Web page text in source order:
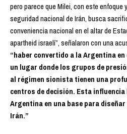
pero parece que Milei, con este enfoque
seguridad nacional de Irán, busca
conveniencia nacional en el altar de
apartheid israelí”, señalaron con una
“haber convertido a la Argentina
un lugar donde los grupos de
al régimen sionista tienen una
centros de decisión. Esta
Argentina en una base para
Irán.”